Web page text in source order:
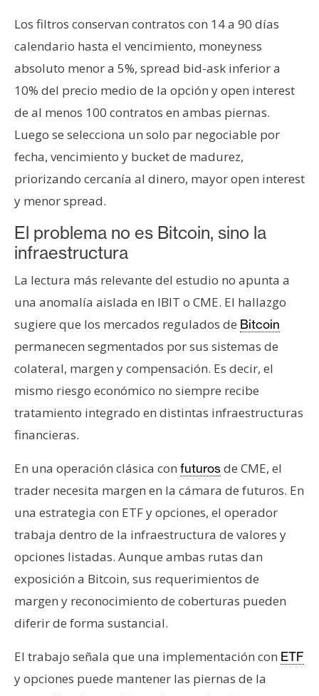
Los filtros conservan contratos con 14 a 90 días
calendario hasta el vencimiento, moneyness
absoluto menor a 5%, spread bid-ask inferior a
10% del precio medio de la opción y open interest
de al menos 100 contratos en ambas piernas.
Luego se selecciona un solo par negociable por
fecha, vencimiento y bucket de madurez,
priorizando cercanía al dinero, mayor open interest
y menor spread.
El problema no es Bitcoin, sino la
infraestructura
La lectura más relevante del estudio no apunta a
una anomalía aislada en IBIT o CME. El hallazgo
sugiere que los mercados regulados de Bitcoin
permanecen segmentados por sus sistemas de
colateral, margen y compensación. Es decir, el
mismo riesgo económico no siempre recibe
tratamiento integrado en distintas infraestructuras
financieras.
En una operación clásica con futurosde CME, el
trader necesita margen en la cámara de futuros. En
una estrategia con ETF y opciones, el operador
trabaja dentro de la infraestructura de valores y
opciones listadas. Aunque ambas rutas dan
exposición a Bitcoin, sus requerimientos de
margen y reconocimiento de coberturas pueden
diferir de forma sustancial.
El trabajo señala que una implementación con ETF
y opciones puede mantener las piernas de la